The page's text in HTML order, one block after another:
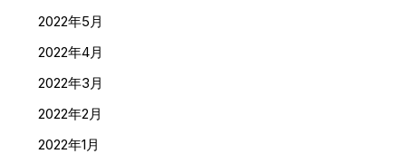
2022年5月
2022年4月
2022年3月
2022年2月
2022年1月